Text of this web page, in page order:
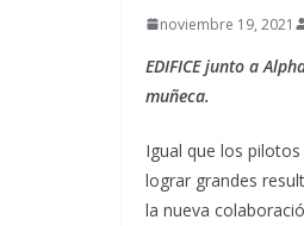
noviembre 19, 2021
EDIFICE junto a
muñeca.
Igual que los pilotos
lograr grandes
la nueva